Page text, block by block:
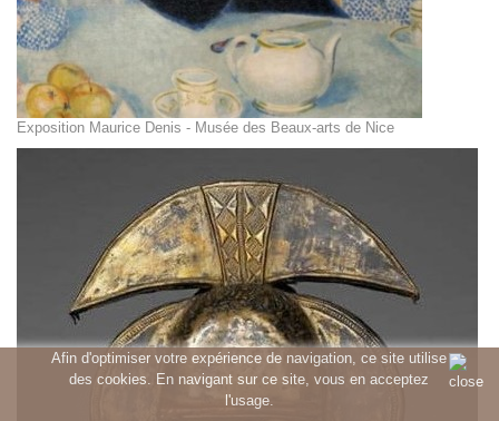
Afin d'optimiser votre expérience de navigation, ce site utilise
des cookies. En navigant sur ce site, vous en acceptez
l'usage.
Exposition Maurice Denis - Musée des Beaux-arts de Nice